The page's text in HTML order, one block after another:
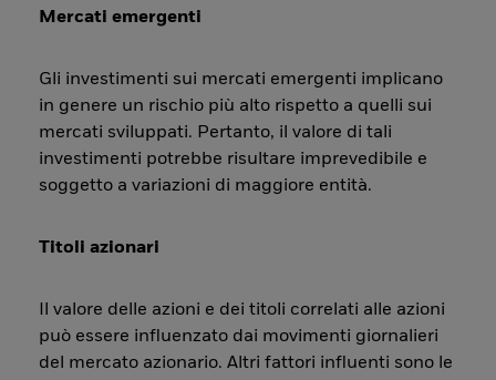
Mercati emergenti
Gli investimenti sui mercati emergenti implicano
in genere un rischio più alto rispetto a quelli sui
mercati sviluppati. Pertanto, il valore di tali
investimenti potrebbe risultare imprevedibile e
soggetto a variazioni di maggiore entità.
Titoli azionari
Il valore delle azioni e dei titoli correlati alle azioni
può essere influenzato dai movimenti giornalieri
del mercato azionario. Altri fattori influenti sono le